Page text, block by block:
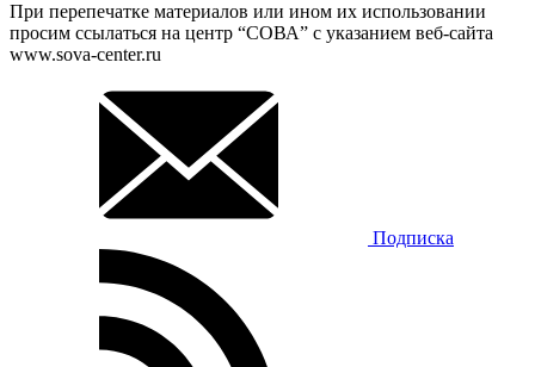
При перепечатке материалов или ином их использовании
просим ссылаться на центр “СОВА” с указанием веб-сайта
www.sova-center.ru
Подписка